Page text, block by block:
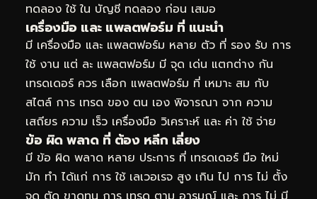
ทดลอง ใช้ ใน บัญชี ทดลอง ก่อน เสมอ
เครื่องมือ และ แพลตฟอร์ม ที่ แนะนำ
มี เครื่องมือ และ แพลตฟอร์ม หลาย ตัว ที่ รอง รับ การ
ใช้ งาน แต่ ละ แพลตฟอร์ม มี จุด เด่น แตกต่าง กัน
เทรดเดอร์ ควร เลือก แพลตฟอร์ม ที่ เหมาะ สม กับ
สไตล์ การ เทรด ของ ตน เอง พิจารณา จาก ความ
เสถียร ความ เร็ว เครื่องมือ วิเคราะห์ และ ค่า ใช้ จ่าย
ข้อ ผิด พลาด ที่ ต้อง หลีก เลี่ยง
มี ข้อ ผิด พลาด หลาย ประการ ที่ เทรดเดอร์ มือ ใหม่
มัก ทำ ได้แก่ การ ใช้ เลเวอเรจ สูง เกิน ไป การ ไม่ ตั้ง